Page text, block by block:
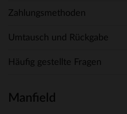
Zahlungsmethoden
Umtausch und Rückgabe
Häufig gestellte Fragen
Manfield